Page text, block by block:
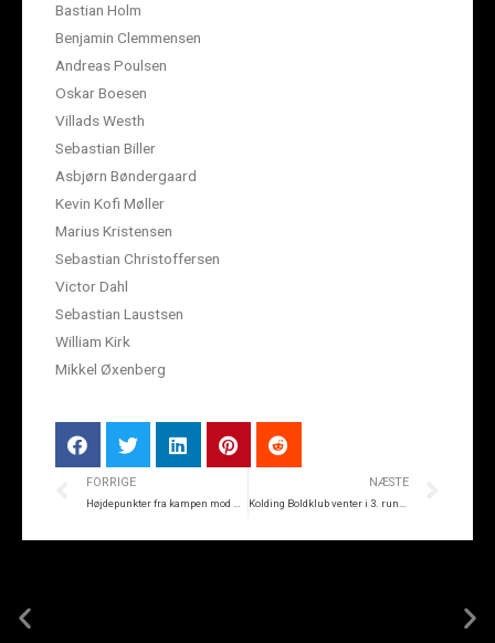
Bastian Holm
Benjamin Clemmensen
Andreas Poulsen
Oskar Boesen
Villads Westh
Sebastian Biller
Asbjørn Bøndergaard
Kevin Kofi Møller
Marius Kristensen
Sebastian Christoffersen
Victor Dahl
Sebastian Laustsen
William Kirk
Mikkel Øxenberg
FORRIGE
Højdepunkter fra kampen mod Middelfart
NÆSTE
Kolding Boldklub venter i 3. runde